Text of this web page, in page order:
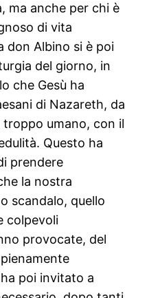
ma anche per chi è
di vita
don Albino si è poi
del giorno, in
che Gesù ha
di Nazareth, da
troppo umano, con il
Questo ha
prendere
la nostra
scandalo, quello
colpevoli
provocate, del
poi invitato a